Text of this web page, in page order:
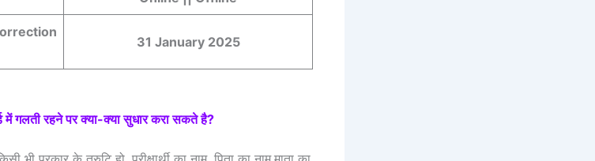
31 January 2025
मेंगलती रहने पर क्या-क्या सुधार करा सकते है?